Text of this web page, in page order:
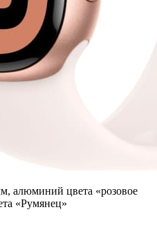
алюминий цвета «розовое
«Румянец»